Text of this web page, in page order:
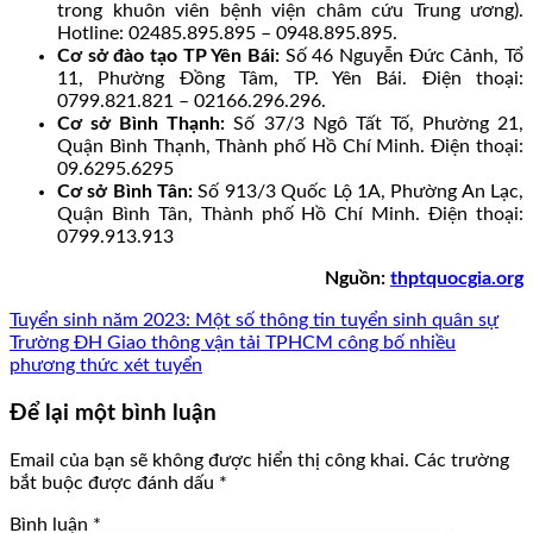
trong khuôn viên bệnh viện châm cứu Trung ương).
Hotline: 02485.895.895 – 0948.895.895.
Cơ sở đào tạo TP Yên Bái: Số 46 Nguyễn Đức Cảnh, Tổ
11, Phường Đồng Tâm, TP. Yên Bái. Điện thoại:
0799.821.821 – 02166.296.296.
Cơ sở Bình Thạnh: Số 37/3 Ngô Tất Tố, Phường 21,
Quận Bình Thạnh, Thành phố Hồ Chí Minh. Điện thoại:
09.6295.6295
Cơ sở Bình Tân: Số 913/3 Quốc Lộ 1A, Phường An Lạc,
Quận Bình Tân, Thành phố Hồ Chí Minh. Điện thoại:
0799.913.913
Nguồn: thptquocgia.org
Tuyển sinh năm 2023: Một số thông tin tuyển sinh quân sự
Trường ĐH Giao thông vận tải TPHCM công bố nhiều
phương thức xét tuyển
Để lại một bình luận
Email của bạn sẽ không được hiển thị công khai. Các trường
bắt buộc được đánh dấu *
Bình luận *